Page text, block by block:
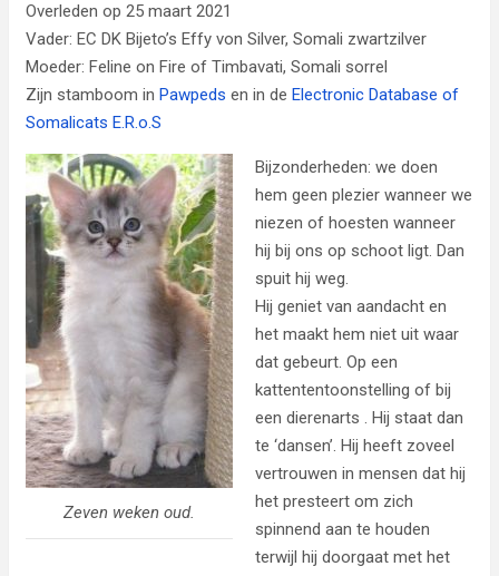
Overleden op 25 maart 2021
Vader: EC DK Bijeto’s Effy von Silver, Somali zwartzilver
Moeder: Feline on Fire of Timbavati, Somali sorrel
Zijn stamboom in Pawpeds en in de Electronic Database of
Somalicats E.R.o.S
Zeven weken oud.
Bijzonderheden: we doen
hem geen plezier wanneer we
niezen of hoesten wanneer
hij bij ons op schoot ligt. Dan
spuit hij weg.
Hij geniet van aandacht en
het maakt hem niet uit waar
dat gebeurt. Op een
kattententoonstelling of bij
een dierenarts . Hij staat dan
te ‘dansen’. Hij heeft zoveel
vertrouwen in mensen dat hij
het presteert om zich
spinnend aan te houden
terwijl hij doorgaat met het